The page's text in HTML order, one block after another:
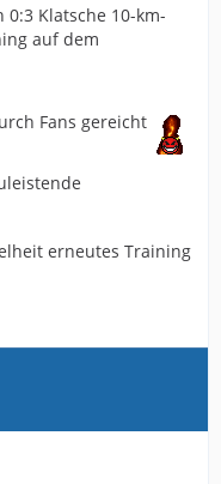
Training | 17:45 Uhr
Uhr Training
1. FC
Klatsche 10-km-
auf dem
Fans gereicht
erneutes Training